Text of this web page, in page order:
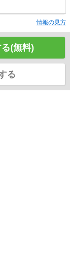
情報の見方
(無料)
る